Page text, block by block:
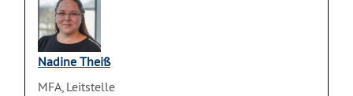
Nadine Theiß
MFA, Leitstelle